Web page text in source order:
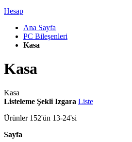
Hesap
Ana Sayfa
PC Bileşenleri
Kasa
Kasa
Kasa
Listeleme Şekli Izgara Liste
Ürünler 152'ün 13-24'si
Sayfa